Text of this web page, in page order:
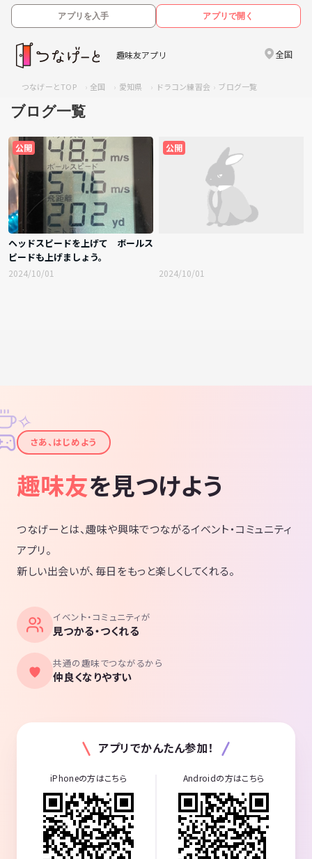
アプリを入手 アプリで開く
趣味友アプリ 全国
つなげーとTOP 全国 愛知県 ドラコン練習会 ブログ一覧
ブログ一覧
公開
ヘッドスピードを上げて ボールス
ピードも上げましょう。
2024/10/01
公開
2024/10/01
✦
✧
さあ、はじめよう
趣味友を見つけよう
つなげーとは、趣味や興味でつながるイベント・コミュニティ
アプリ。
新しい出会いが、毎日をもっと楽しくしてくれる。
イベント・コミュニティが
見つかる・つくれる
共通の趣味でつながるから
仲良くなりやすい
アプリでかんたん参加！
iPhoneの方はこちら Androidの方はこちら